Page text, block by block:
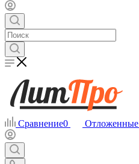
Сравнение0 Отложенные